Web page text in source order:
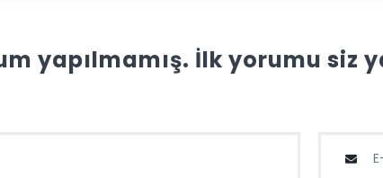
yapılmamış. İlk yorumu siz